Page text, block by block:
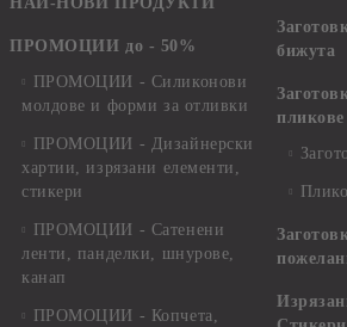
ПРОМОЦИИ до - 50%
ПРОМОЦИИ - Силиконови
молдове и форми за отливки
ПРОМОЦИИ - Дизайнерски
хартии, изрязани елементи,
стикери
ПРОМОЦИИ - Сатенени
ленти, панделки, шнурове,
канап
ПРОМОЦИИ - Копчета,
бижута
пликове